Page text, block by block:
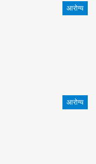
आरोग्य
आरोग्य